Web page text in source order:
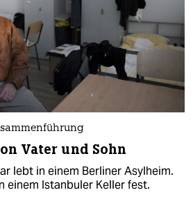
Vater und Sohn
lebt in einem Berliner Asylheim.
einem Istanbuler Keller fest.